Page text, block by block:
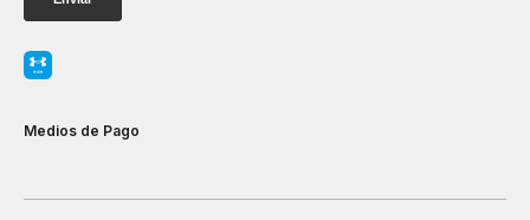
Medios de Pago